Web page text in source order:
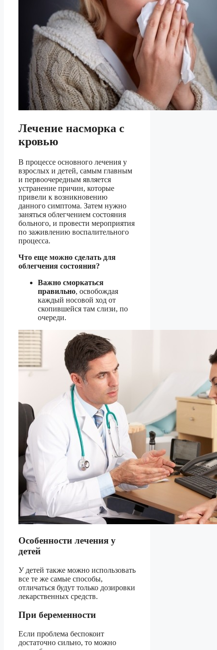
Лечение насморка с
кровью
В процессе основного лечения у
взрослых и детей, самым главным
и первоочередным является
устранение причин, которые
привели к возникновению
данного симптома. Затем нужно
заняться облегчением состояния
больного, и провести мероприятия
по заживлению воспалительного
процесса.
Что еще можно сделать для
облегчения состояния?
Важно сморкаться
правильно, освобождая
каждый носовой ход от
скопившейся там слизи, по
очереди.
Особенности лечения у
детей
У детей также можно использовать
все те же самые способы,
отличаться будут только дозировки
лекарственных средств.
При беременности
Если проблема беспокоит
достаточно сильно, то можно